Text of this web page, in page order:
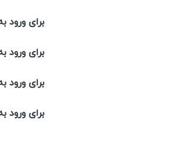
برای
برای
برای
برای